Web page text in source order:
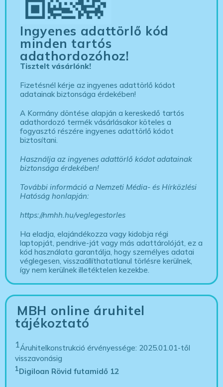
Ingyenes adattörlő kód
minden tartós
adathordozóhoz!
Tisztelt vásárlónk!
Fizetésnél kérje az ingyenes adattörlő kódot
adatainak biztonsága érdekében!
A Kormány döntése alapján a kereskedő tartós
adathordozó termék vásárlásakor köteles a
fogyasztó részére ingyenes adattörlő kódot
biztosítani.
Használja az ingyenes adattörlő kódot adatainak
biztonsága érdekében!
További információ a Nemzeti Média- és Hírközlési
Hatóság honlapján:
https://nmhh.hu/veglegestorles
Ha eladja, elajándékozza vagy kidobja régi
laptopját, pendrive-ját vagy más adattárolóját, ez a
kód használata garantálja, hogy személyes adatai
véglegesen, visszaállíthatatlanul törlésre kerülnek,
így nem kerülnek illetéktelen kezekbe.
MBH online áruhitel
tájékoztató
1Áruhitelkonstrukció érvényessége: 2025.01.01-től
visszavonásig
1Digiloan Rövid futamidő 12